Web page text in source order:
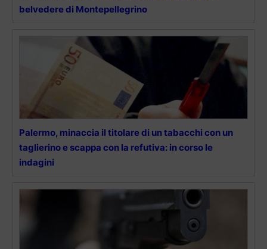
belvedere di Montepellegrino
Palermo, minaccia il titolare di un tabacchi con un
taglierino e scappa con la refutiva: in corso le
indagini